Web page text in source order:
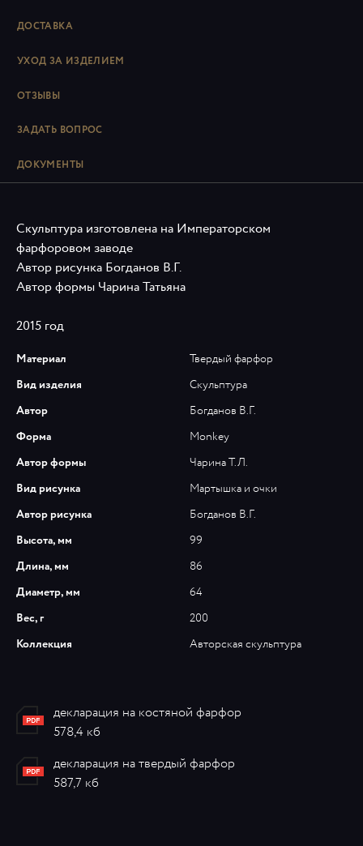
ДОСТАВКА
УХОД ЗА ИЗДЕЛИЕМ
ОТЗЫВЫ
ЗАДАТЬ ВОПРОС
ДОКУМЕНТЫ
Скульптура изготовлена на Императорском
фарфоровом заводе
Автор рисунка Богданов В.Г.
Автор формы Чарина Татьяна
2015 год
Материал
Твердый фарфор
Вид изделия
Скульптура
Автор
Богданов В.Г.
Форма
Monkey
Автор формы
Чарина Т.Л.
Вид рисунка
Мартышка и очки
Автор рисунка
Богданов В.Г.
Высота, мм
99
Длина, мм
86
Диаметр, мм
64
Вес, г
200
Коллекция
Авторская скульптура
декларация на костяной фарфор
578,4 кб
декларация на твердый фарфор
587,7 кб